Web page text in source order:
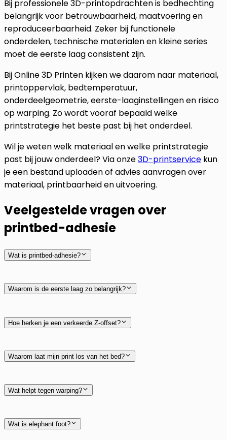
Bij professionele 3D-printopdrachten is bedhechting
belangrijk voor betrouwbaarheid, maatvoering en
reproduceerbaarheid. Zeker bij functionele
onderdelen, technische materialen en kleine series
moet de eerste laag consistent zijn.
Bij Online 3D Printen kijken we daarom naar materiaal,
printoppervlak, bedtemperatuur,
onderdeelgeometrie, eerste-laaginstellingen en risico
op warping. Zo wordt vooraf bepaald welke
printstrategie het beste past bij het onderdeel.
Wil je weten welk materiaal en welke printstrategie
past bij jouw onderdeel? Via onze3D-printservice kun
je een bestand uploaden of advies aanvragen over
materiaal, printbaarheid en uitvoering.
Veelgestelde vragen over
printbed-adhesie
Wat is printbed-adhesie?
Waarom is de eerste laag zo belangrijk?
Hoe herken je een verkeerde Z-offset?
Waarom laat mijn print los van het bed?
Wat helpt tegen warping?
Wat is elephant foot?